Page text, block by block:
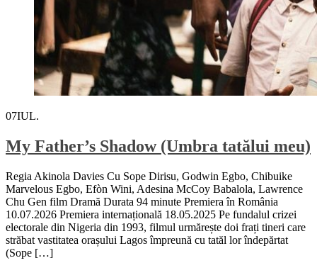
07IUL.
My Father’s Shadow (Umbra tatălui meu)
Regia Akinola Davies Cu Sope Dirisu, Godwin Egbo, Chibuike
Marvelous Egbo, Efòn Wini, Adesina McCoy Babalola, Lawrence
Chu Gen film Dramă Durata 94 minute Premiera în România
10.07.2026 Premiera internațională 18.05.2025 Pe fundalul crizei
electorale din Nigeria din 1993, filmul urmărește doi frați tineri care
străbat vastitatea orașului Lagos împreună cu tatăl lor îndepărtat
(Sope […]